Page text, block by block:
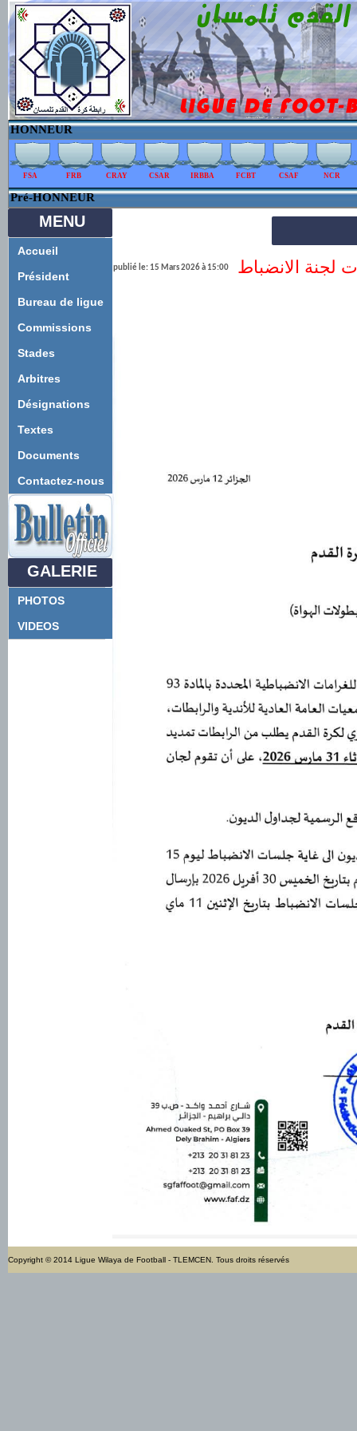
HONNEUR
FSA FRB CRAY CSAR IRBBA FCBT CSAF NCR
Pré-HONNEUR
MENU
Accueil
Président
Bureau de ligue
Commissions
Stades
Arbitres
Désignations
Textes
Documents
Contactez-nous
GALERIE
PHOTOS
VIDEOS
publié le: 15 Mars 2026 à 15:00 لجنة الانضباط
Copyright © 2014 Ligue Wilaya de Football - TLEMCEN. Tous droits réservés